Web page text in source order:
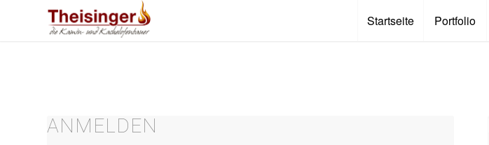
Startseite Portfolio
ANMELDEN